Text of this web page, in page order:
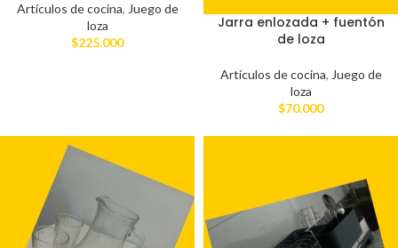
Artículos de cocina, Juego de
loza
$225.000
Jarra enlozada + fuentón
de loza
Artículos de cocina, Juego de
loza
$70.000